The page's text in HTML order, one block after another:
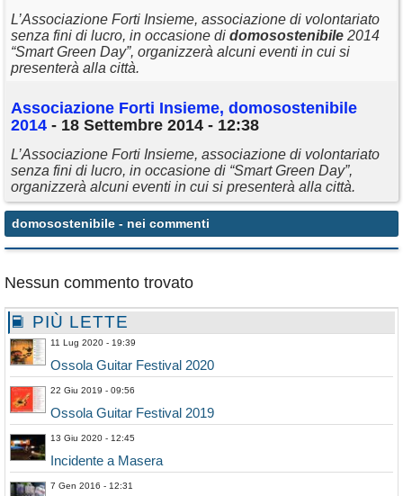
L’Associazione Forti Insieme, associazione di volontariato
senza fini di lucro, in occasione di domosostenibile 2014
“Smart Green Day”, organizzerà alcuni eventi in cui si
presenterà alla città.
Associazione Forti Insieme, domosostenibile
2014 - 18 Settembre 2014 - 12:38
L’Associazione Forti Insieme, associazione di volontariato
senza fini di lucro, in occasione di “Smart Green Day”,
organizzerà alcuni eventi in cui si presenterà alla città.
domosostenibile - nei commenti
Nessun commento trovato
PIÙ LETTE
11 Lug 2020 - 19:39
Ossola Guitar Festival 2020
22 Giu 2019 - 09:56
Ossola Guitar Festival 2019
13 Giu 2020 - 12:45
Incidente a Masera
7 Gen 2016 - 12:31